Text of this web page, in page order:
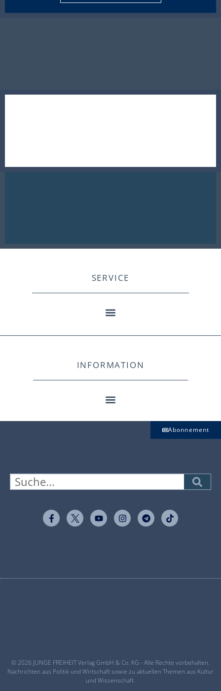
SERVICE
INFORMATION
Abonnement
© 2026 JUNGE FREIHEIT Verlag GmbH & Co. KG - Alle Rechte vorbehalten.
Nachrichten aus Politik und Wirtschaft sowie zu aktuellen Themen aus Kultur
und Wissenschaft.